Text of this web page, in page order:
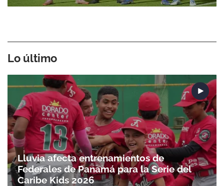
Lo último
Lluvia afecta entrenamientos de
Federales de Panamá para la Serie del
Caribe Kids 2026